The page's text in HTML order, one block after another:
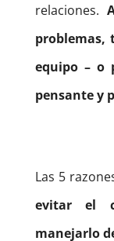
relaciones.
problemas,
equipo – o
pensante y
Las 5
evitar el
manejarlo